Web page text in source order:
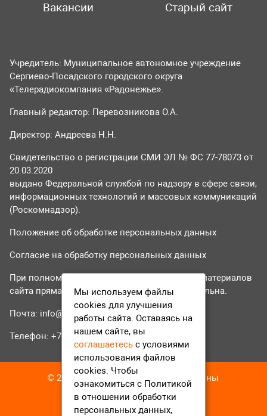
Вакансии
Старый сайт
Учредитель: Муниципальное автономное учреждение
Сергиево-Посадского городского округа
«Телерадиокомпания «Радонежье».
Главный редактор: Перевозникова О.А.
Директор: Андреева Н.Н.
Свидетельство о регистрации СМИ ЭЛ № ФС 77-78073 от
20.03.2020
выдано Федеральной службой по надзору в сфере связи,
информационных технологий и массовых коммуникаций
(Роскомнадзор).
Положение об обработке персональных данных
Согласие на обработку персональных данных
При полном или частичном использовании материалов
сайта прямая гиперссылка на tvr24.tv обязательна.
Почта: info@tvr24.tv
Телефон: +7 (496) 551-04-95
© 2016-2023 ТВР24 Все права защищены
Мы используем файлы
cookies для улучшения
работы сайта. Оставаясь на
нашем сайте, вы
соглашаетесь с условиями
использования файлов
cookies. Чтобы
ознакомиться с Политикой
в отношении обработки
персональных данных,